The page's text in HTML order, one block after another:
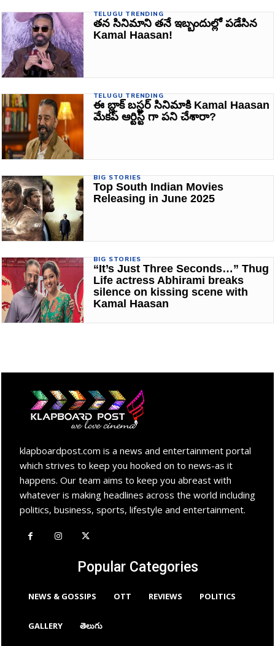
TELUGU TRENDING
తన సినిమాని తనే ఇబ్బందుల్లో పడేసిన
Kamal Haasan!
TELUGU TRENDING
ఈ బ్లాక్ బస్టర్ సినిమాకి Kamal Haasan
మేకప్ ఆర్టిస్ట్ గా పని చేశారా?
BIG STORIES
Top South Indian Movies
Releasing in June 2025
BIG STORIES
“It’s Just Three Seconds…” Thug
Life actress Abhirami breaks
silence on kissing scene with
Kamal Haasan
klapboardpost.com is a news and entertainment portal
which strives to keep you hooked on to news-as it
happens. Our team aims to keep you abreast with
whatever is making headlines across the world including
politics, business, sports, lifestyle and entertainment.
Popular Categories
NEWS & GOSSIPS OTT REVIEWS POLITICS
GALLERY తెలుగు